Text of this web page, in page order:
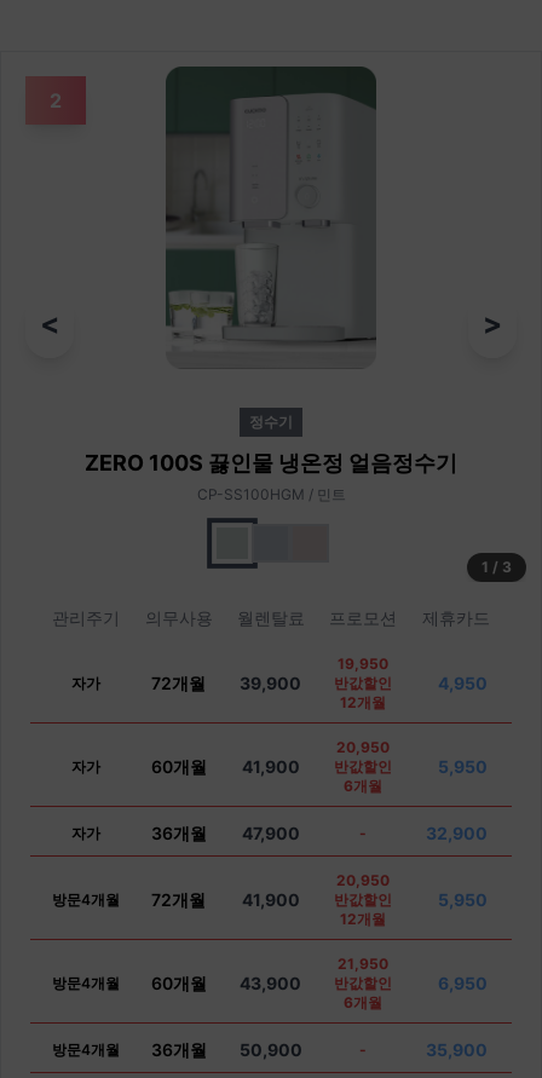
2
< >
정수기
ZERO 100S 끓인물 냉온정 얼음정수기
CP-SS100HGM / 민트
1 / 3
관리주기 의무사용 월렌탈료 프로모션 제휴카드
자가 72개월 39,900
19,950
반값할인
12개월
4,950
자가 60개월 41,900
20,950
반값할인
6개월
5,950
자가 36개월 47,900 - 32,900
방문4개월 72개월 41,900
20,950
반값할인
12개월
5,950
방문4개월 60개월 43,900
21,950
반값할인
6개월
6,950
방문4개월 36개월 50,900 - 35,900